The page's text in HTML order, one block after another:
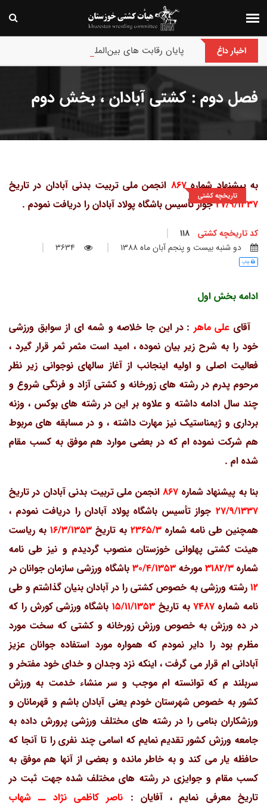
اخبار داغ پایان رقابت های بین‌المللی جام حسن گمیجی و
فصل دوم : کشتی آبادان ، بخش دوم
تاریخچه کشتی
به پیشنهاد شماره867
انجمن ملی تربیت بدنی آبادان در تاریخ
27/9/1337جواز تأسیس باشگاه پولاد آبادان را دریافت نمودم .
کد تاریخچه کشتی
دو شنبه بيست و پنجم آبان ماه 1388
3634
چاپ
ادامه بخش اول
آقای علی ماهر : در این جا خلاصه و شمه ای از سوابق ورزشی
خود را به شرح زیر بیان نموده ، امید است مثمر ثمر قرار گیرد ،
فعالیت اصلی و اولیه اینجانب از آغاز سالهای نوجوانی زیر نظر
مرحوم پدرم در رشته های زورخانه و کشتی آزاد و فرنگی شروع و
چند سال ادامه داشته و علاوه بر این در رشته های بوکس ، وزنه
برداری و ژیمناستیک نیز مهارت داشته ، و در مسابقه های مربوط
هم شرکت نموده ام که در بعضی موارد هم موفق به کسب مقام
شده ام .
بنا به پیشنهاد شماره
انجمن ملی تربیت بدنی آبادان در تاریخ
27/9/1337 جواز تأسیس باشگاه پولاد آبادان را دریافت نمودم ،
همچنین طی نامه شماره
به تاریخ
به ریاست
هیئت کشتی پهلوانی خوزستان منصوب گردیدم و نیز طی نامه
شماره3182/3 مورخه30/4/1353
باشگاه ورزشی سازمان جوانان در
12رشته ورزشی به خصوص کشتی را در آبادان بنیان گذاشتم و طی
نامه شماره 7487به تاریخ
باشگاه ورزشی کورش را که
در ده ورزش به خصوص ورزش زورخانه و کشتی که سخت مورد
مظرم بود را دایر نمودم که همواره مورد استفاده جوانان عزیز
آبادانی ام قرار می گرفت ، اینکه نزد وجدان و خدای خود مفتخر و
سربلند م که توانسته ام موجب و سر منشاء خدمت به ورزش
کشور به خصوص شهرستان خودم یعنی آبادان باشم و قهرمانان و
ورزشکاران بنامی را در رشته های مختلف ورزشی پرورش داده به
جامعه ورزش کشور تقدیم نمایم که اسامی چند نفری را تا آنجا که
حافظه یار می کند و به خاطر مانده و بعضی از آنها هم موفق به
کسب مقام و جوایزی در رشته های مختلف شده جهت ثبت در
تاریخ معرفی نمایم ، آفایان : ناصر کاظمی نژاد ــ شهاب